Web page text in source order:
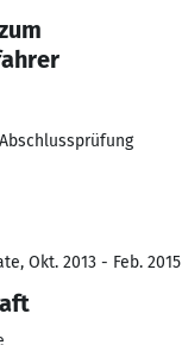
Okt. 2013 - Feb. 2015